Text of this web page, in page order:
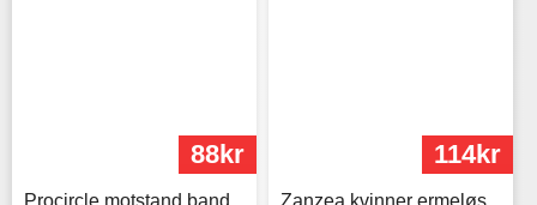
88kr 114kr